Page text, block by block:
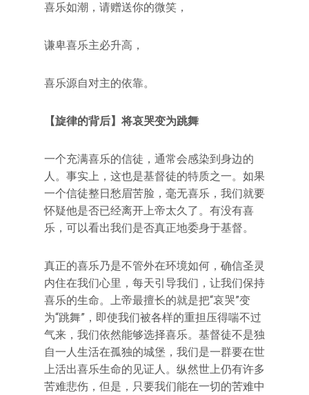
喜乐如潮，请赠送你的微笑，
谦卑喜乐主必升高，
喜乐源自对主的依靠。
【旋律的背后】将哀哭变为跳舞
一个充满喜乐的信徒，通常会感染到身边的
人。事实上，这也是基督徒的特质之一。如果
一个信徒整日愁眉苦脸，毫无喜乐，我们就要
怀疑他是否已经离开上帝太久了。有没有喜
乐，可以看出我们是否真正地委身于基督。
真正的喜乐乃是不管外在环境如何，确信圣灵
内住在我们心里，每天引导我们，让我们保持
喜乐的生命。上帝最擅长的就是把“哀哭”变
为“跳舞”，即使我们被各样的重担压得喘不过
气来，我们依然能够选择喜乐。基督徒不是独
自一人生活在孤独的城堡，我们是一群要在世
上活出喜乐生命的见证人。纵然世上仍有许多
苦难悲伤，但是，只要我们能在一切的苦难中